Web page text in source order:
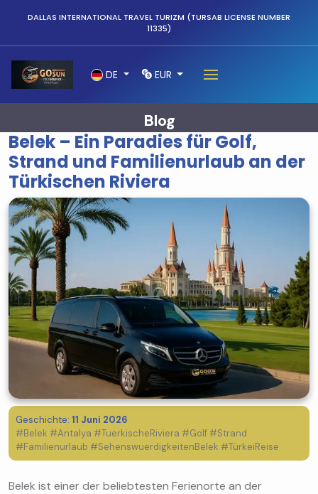
DALLAS INTERNATIONAL TRAVEL TURIZM (TURSAB LICENSE NUMBER
11335)
DE EUR
Blog
Belek – Ein Paradies für Golf,
Strand und Familienurlaub an der
Türkischen Riviera
Geschichte: 11 Juni 2026
#Belek #Antalya #TuerkischeRiviera #Golf #Strand
#Familienurlaub #SehenswuerdigkeitenBelek #TürkeiReise
Belek ist einer der beliebtesten Ferienorte an der